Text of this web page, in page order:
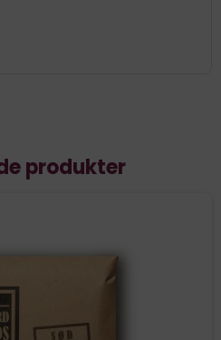
produkter